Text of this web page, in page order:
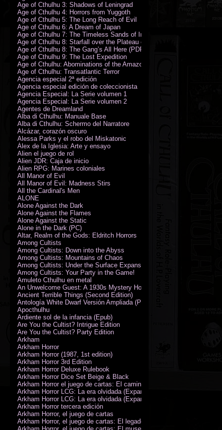
Age of Cthulhu 3: Shadows of Leningrad
Age of Cthulhu 4: Horrors from Yuggoth
Age of Cthulhu 5: The Long Reach of Evil
Age of Cthulhu 6: A Dream of Japan
Age of Cthulhu 7: The Timeless Sands of India
Age of Cthulhu 8: Starfall over the Plateau of Leng
Age of Cthulhu 8: The Gang’s All Here (PDF)
Age of Cthulhu 9: The Lost Expedition
Age of Cthulhu: Abominations of the Amazon
Age of Cthulhu: Transatlantic Terror
Agencia especial 2ª edición
Agencia especial edición de coleccionista
Agencia Especial: La Serie volumen 1
Agencia Especial: La Serie volumen 2
Agentes de Dreamland
Alba di Cthulhu: Manuale Base
Alba di Cthulhu: Schermo del Narratore
Alcázar, corazón oscuro
Alessa Parks y el robo del Miskatonic
Álex de la Iglesia: Arte y ensayo
Alien el juego de rol
Alien JDR: Caja de inicio
Alien RPG: Marines coloniales
All Manor of Evil
All Manor of Evil: Madness Stirs
All the Cardinal's Men
ALONE
Alone Against the Dark
Alone Against the Flames
Alone Against the Static
Alone in the Dark (PC)
Altar, Realm of the Gods: Eldritch Horrors
Among Cultists
Among Cultists: Down into the Abyss
Among Cultists: Mountains of Chaos
Among Cultists: Under the Surface Expansion
Among Cultists: Your Party in the Game!
Amuleto Cthulhu en metal
An Unwelcome Guest: A 1930s Mystery Horror Adventure RPG
Ancient Terrible Things (Second Edition)
Antología White Dwarf Versión Ampliada (PDF)
Apocthulhu
Ardiente sol de la infancia (Epub)
Are You the Cultist? Intrigue Edition
Are You the Cultist? Party Edition
Arkham
Arkham Horror
Arkham Horror (1987, 1st edition)
Arkham Horror 3rd Edition
Arkham Horror Deluxe Rulebook
Arkham Horror Dice Set Beige & Black
Arkham Horror el juego de cartas: El camino a Carcosa - Exp.
Arkham Horror LCG: La era olvidada (Expansión de campaña)
Arkham Horror LCG: La era olvidada (Expansión de investigadores)
Arkham Horror tercera edición
Arkham Horror, el juego de cartas
Arkham Horror, el juego de cartas: El legado de Dunwich expansión